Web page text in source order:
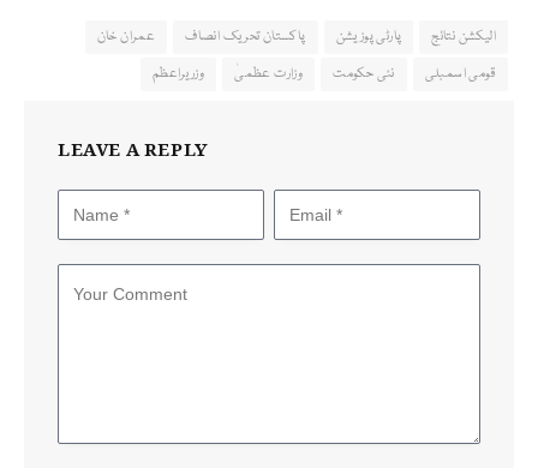
الیکشن نتائج پارٹی پوزیشن پاکستان تحریک انصاف
عمران خان
قومی اسمبلی
نئی حکومت وزارت عظمیٰ وزریراعظم
LEAVE A REPLY